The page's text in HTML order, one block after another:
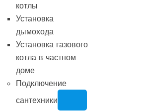
котлы
Установка
дымохода
Установка газового
котла в частном
доме
Подключение
сантехники